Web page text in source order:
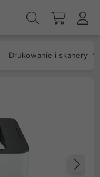
Drukowanie i skanery